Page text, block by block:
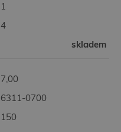
1
4
skladem
7,00
6311-0700
150